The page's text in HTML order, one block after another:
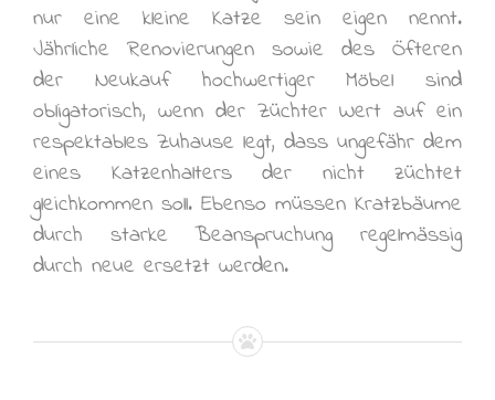
nur eine kleine Katze sein eigen nennt.
Jährliche Renovierungen sowie des Öfteren
der Neukauf hochwertiger Möbel sind
obligatorisch, wenn der Züchter Wert auf ein
respektables Zuhause legt, dass ungefähr dem
eines Katzenhalters der nicht züchtet
gleichkommen soll. Ebenso müssen Kratzbäume
durch starke Beanspruchung regelmässig
durch neue ersetzt werden.